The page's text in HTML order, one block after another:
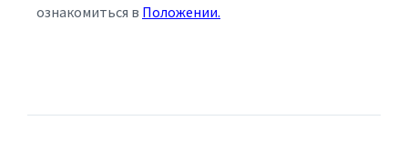
ознакомиться в Положении.